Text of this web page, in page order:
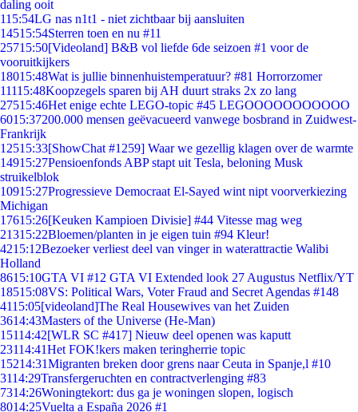
daling ooit
115:54LG nas n1t1 - niet zichtbaar bij aansluiten
14515:54Sterren toen en nu #11
25715:50[Videoland] B&B vol liefde 6de seizoen #1 voor de
vooruitkijkers
18015:48Wat is jullie binnenhuistemperatuur? #81 Horrorzomer
11115:48Koopzegels sparen bij AH duurt straks 2x zo lang
27515:46Het enige echte LEGO-topic #45 LEGOOOOOOOOOOO
6015:37200.000 mensen geëvacueerd vanwege bosbrand in Zuidwest-
Frankrijk
12515:33[ShowChat #1259] Waar we gezellig klagen over de warmte
14915:27Pensioenfonds ABP stapt uit Tesla, beloning Musk
struikelblok
10915:27Progressieve Democraat El-Sayed wint nipt voorverkiezing
Michigan
17615:26[Keuken Kampioen Divisie] #44 Vitesse mag weg
21315:22Bloemen/planten in je eigen tuin #94 Kleur!
4215:12Bezoeker verliest deel van vinger in waterattractie Walibi
Holland
8615:10GTA VI #12 GTA VI Extended look 27 Augustus Netflix/YT
18515:08VS: Political Wars, Voter Fraud and Secret Agendas #148
4115:05[videoland]The Real Housewives van het Zuiden
3614:43Masters of the Universe (He-Man)
15114:42[WLR SC #417] Nieuw deel openen was kaputt
23114:41Het FOK!kers maken teringherrie topic
15214:31Migranten breken door grens naar Ceuta in Spanje,l #10
3114:29Transfergeruchten en contractverlenging #83
7314:26Woningtekort: dus ga je woningen slopen, logisch
8014:25Vuelta a España 2026 #1